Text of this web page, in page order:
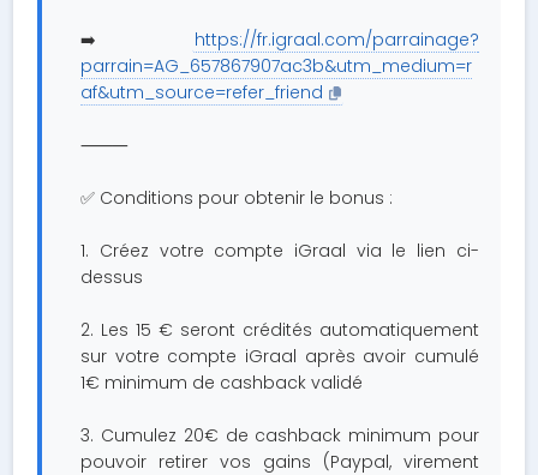
➡️
https://fr.igraal.com/parrainage?
parrain=AG_657867907ac3b&utm_medium=r
af&utm_source=refer_friend
⸻
✅ Conditions pour obtenir le bonus :
1. Créez votre compte iGraal via le lien ci-
dessus
2. Les 15 € seront crédités automatiquement
sur votre compte iGraal après avoir cumulé
1€ minimum de cashback validé
3. Cumulez 20€ de cashback minimum pour
pouvoir retirer vos gains (Paypal, virement